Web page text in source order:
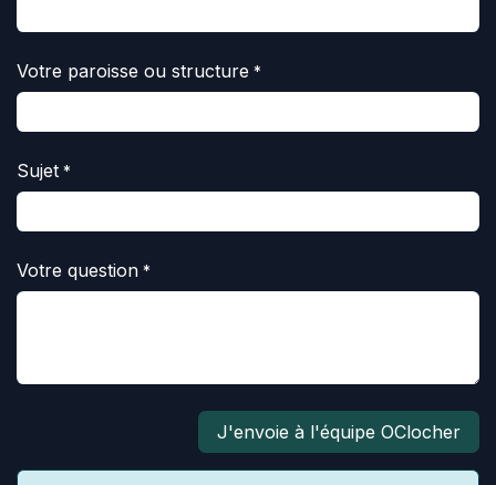
Votre paroisse ou structure *
Sujet *
Votre question *
J'envoie à l'équipe OClocher